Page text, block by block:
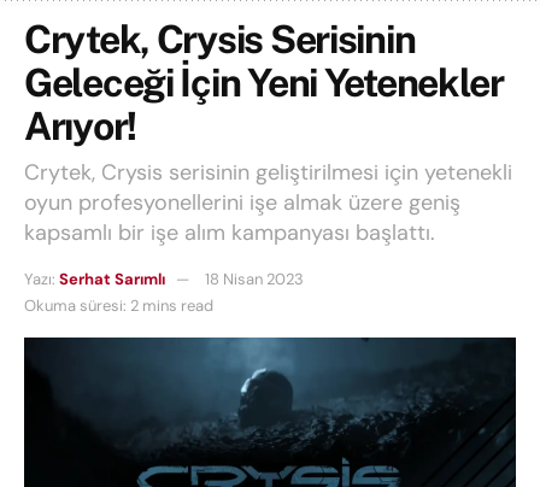
Crytek, Crysis Serisinin
Geleceği İçin Yeni Yetenekler
Arıyor!
Crytek, Crysis serisinin geliştirilmesi için yetenekli
oyun profesyonellerini işe almak üzere geniş
kapsamlı bir işe alım kampanyası başlattı.
Yazı: Serhat Sarımlı
18 Nisan 2023
Okuma süresi: 2 mins read